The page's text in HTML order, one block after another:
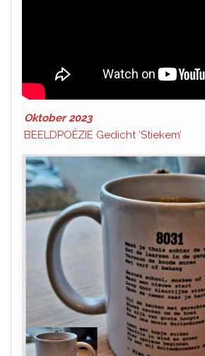
Oktober 2023
BEELDPOËZIE Gedicht ‘Stiekem’